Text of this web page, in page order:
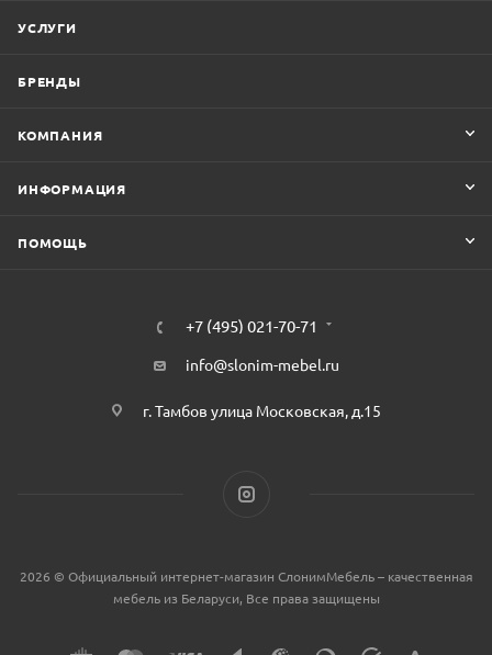
УСЛУГИ
БРЕНДЫ
КОМПАНИЯ
ИНФОРМАЦИЯ
ПОМОЩЬ
+7 (495) 021-70-71
info@slonim-mebel.ru
г. Тамбов улица Московская, д.15
2026 © Официальный интернет-магазин СлонимМебель – качественная
мебель из Беларуси, Все права защищены